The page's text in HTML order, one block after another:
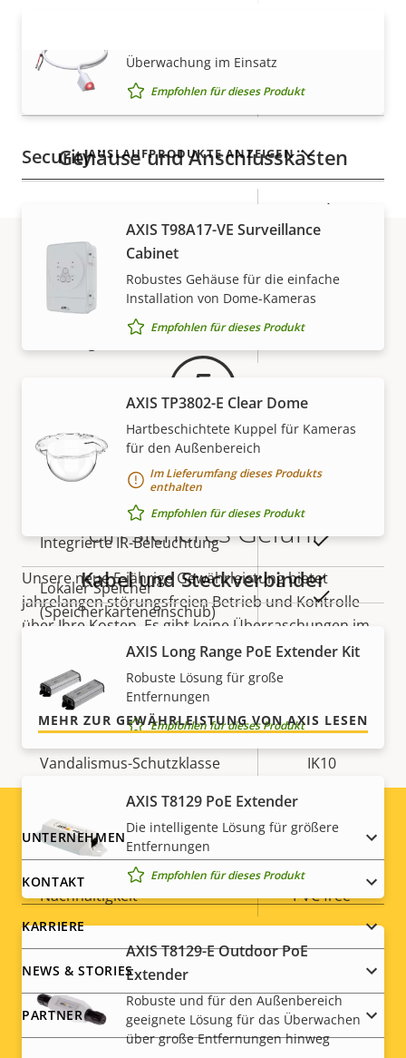
Eigentumsbeschreibung Eigentumswert
PoE-Klasse
Security
Eigentumswert
Secure Boot
Secure keystore
Eigentumsbeschreibung Eigentumswert
Remote-Fokus
Integrierte IR-Beleuchtung Ja
Lokaler Speicher
(Speicherkarteneinschub)
Ja
Betriebstemperatur -40 to 50 °C
Für den Außenbereich
geeignet
Vandalismus-Schutzklasse IK10
IP-Schutzklasse
Nachlackierungsgeeignet
Nachhaltigkeit PVC free
MEHR ANZEIGEN
Überwachung im Einsatz
Empfohlen für dieses Produkt
Gehäuse und Anschlusskästen
AXIS T98A17-VE Surveillance
Cabinet
Robustes Gehäuse für die einfache
Installation von Dome-Kameras
Empfohlen für dieses Produkt
AXIS TP3802-E Clear Dome
Hartbeschichtete Kuppel für Kameras
für den Außenbereich
Im Lieferumfang dieses Produkts
enthalten
Empfohlen für dieses Produkt
Kabel und Steckverbinder
AXIS Long Range PoE Extender Kit
Robuste Lösung für große
Entfernungen
Empfohlen für dieses Produkt
AXIS T8129 PoE Extender
Die intelligente Lösung für größere
Entfernungen
Empfohlen für dieses Produkt
AXIS T8129-E Outdoor PoE
Extender
Robuste und für den Außenbereich
geeignete Lösung für das Überwachen
über große Entfernungen hinweg
AUSLAUFPRODUKTE ANZEIGEN
Gewährleistung
5-Jahres-Gewährleistung für
ein sicheres Gefühl
Unsere neue 5-jährige Gewährleistung bietet
jahrelangen störungsfreien Betrieb und Kontrolle
über Ihre Kosten. Es gibt keine Überraschungen im
Kleingedruckten – was wir versprechen, ist genau
das, was Sie bekommen.
MEHR ZUR GEWÄHRLEISTUNG VON AXIS LESEN
Footer
menu
UNTERNEHMEN
KONTAKT
KARRIERE
NEWS & STORIES
PARTNER